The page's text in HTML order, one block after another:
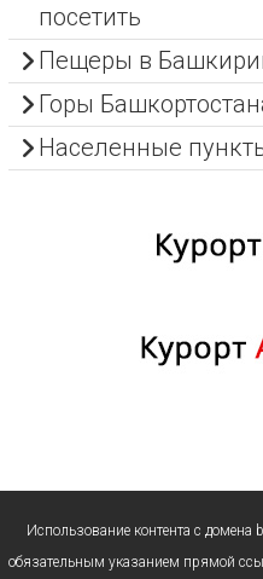
посетить
Пещеры в
Горы
Населенные
Использование контента с домена
обязательным указанием прямой